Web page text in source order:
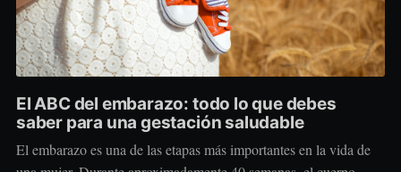
El ABC del embarazo: todo lo que debes
saber para una gestación saludable
El embarazo es una de las etapas más importantes en la vida de